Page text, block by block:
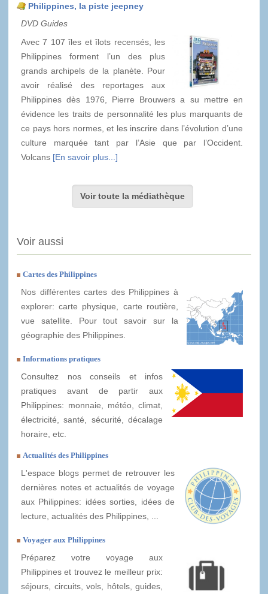
Philippines, la piste jeepney
DVD Guides
Avec 7 107 îles et îlots recensés, les
Philippines forment l’un des plus
grands archipels de la planète. Pour
avoir réalisé des reportages aux
Philippines dès 1976, Pierre Brouwers a su mettre en
évidence les traits de personnalité les plus marquants de
ce pays hors normes, et les inscrire dans l’évolution d’une
culture marquée tant par l’Asie que par l’Occident.
Volcans [En savoir plus...]
Voir toute la médiathèque
Voir aussi
Cartes des Philippines
Nos différentes cartes des Philippines à
explorer: carte physique, carte routière,
vue satellite. Pour tout savoir sur la
géographie des Philippines.
Informations pratiques
Consultez nos conseils et infos
pratiques avant de partir aux
Philippines: monnaie, météo, climat,
électricité, santé, sécurité, décalage
horaire, etc.
Actualités des Philippines
L'espace blogs permet de retrouver les
dernières notes et actualités de voyage
aux Philippines: idées sorties, idées de
lecture, actualités des Philippines, ...
Voyager aux Philippines
Préparez votre voyage aux
Philippines et trouvez le meilleur prix:
séjours, circuits, vols, hôtels, guides,